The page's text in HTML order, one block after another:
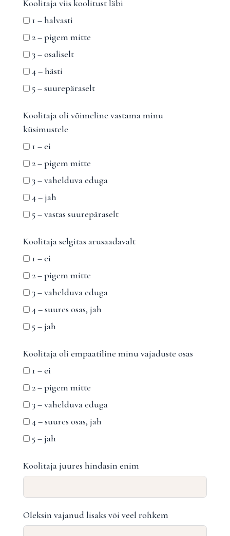
Koolitaja viis koolitust läbi
1 – halvasti
2 – pigem mitte
3 – osaliselt
4 – hästi
5 – suurepäraselt
Koolitaja oli võimeline vastama minu
küsimustele
1 – ei
2 – pigem mitte
3 – vahelduva eduga
4 – jah
5 – vastas suurepäraselt
Koolitaja selgitas arusaadavalt
1 – ei
2 – pigem mitte
3 – vahelduva eduga
4 – suures osas, jah
5 – jah
Koolitaja oli empaatiline minu vajaduste osas
1 – ei
2 – pigem mitte
3 – vahelduva eduga
4 – suures osas, jah
5 – jah
Koolitaja juures hindasin enim
Oleksin vajanud lisaks või veel rohkem